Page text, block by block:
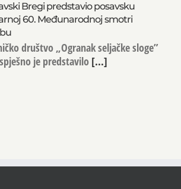
Bregi predstavio posavsku
60. Međunarodnoj smotri
društvo „Ogranak seljačke sloge”
je predstavilo [...]